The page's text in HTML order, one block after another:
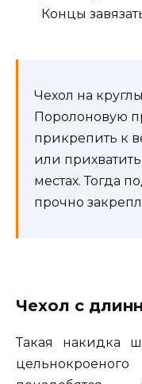
Концы
Чехол на
Поролоновую
прикрепить к
или
местах. Тогда
прочно
Чехол с
Такая накидка